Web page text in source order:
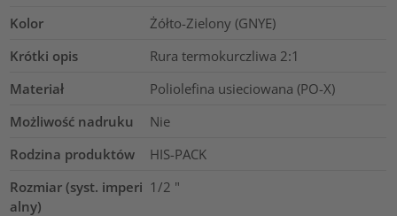
Kolor
Żółto-Zielony (GNYE)
Krótki opis
Rura termokurczliwa 2:1
Materiał
Poliolefina usieciowana (PO-X)
Możliwość nadruku
Nie
Rodzina produktów
HIS-PACK
Rozmiar (syst. imperi
alny)
1/2 "